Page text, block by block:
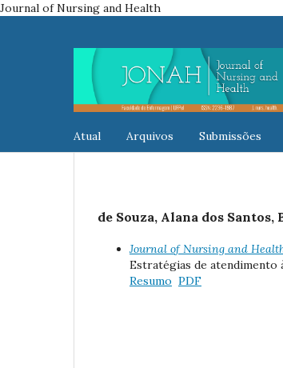
Journal of Nursing and Health
Atual Arquivos Submissões
de Souza, Alana dos Santos,
Journal of Nursing and
Estratégias de atendimento
Resumo PDF